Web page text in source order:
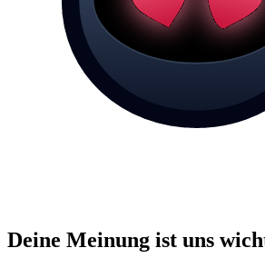
Deine Meinung ist uns